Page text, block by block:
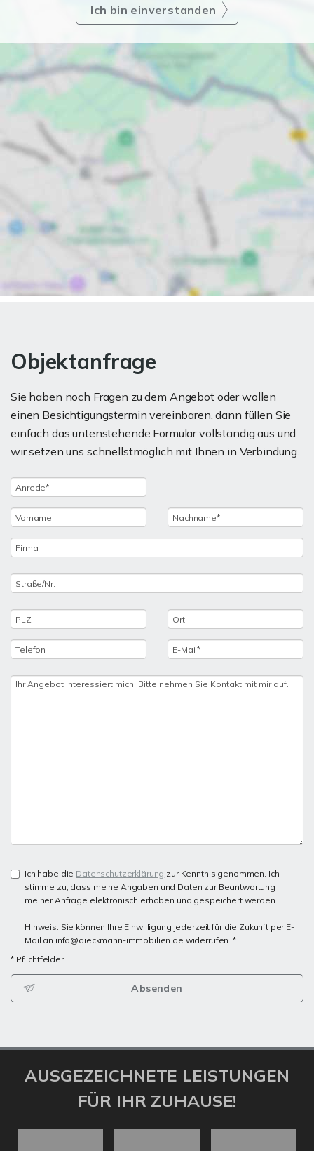
Ich bin einverstanden
Objektanfrage
Sie haben noch Fragen zu dem Angebot oder wollen
einen Besichtigungstermin vereinbaren, dann füllen Sie
einfach das untenstehende Formular vollständig aus und
wir setzen uns schnellstmöglich mit Ihnen in Verbindung.
Ich habe die Datenschutzerklärung zur Kenntnis genommen. Ich
stimme zu, dass meine Angaben und Daten zur Beantwortung
meiner Anfrage elektronisch erhoben und gespeichert werden.
Hinweis: Sie können Ihre Einwilligung jederzeit für die Zukunft per E-
Mail an info@dieckmann-immobilien.de widerrufen. *
* Pflichtfelder
Absenden
AUSGEZEICHNETE LEISTUNGEN
FÜR IHR ZUHAUSE!